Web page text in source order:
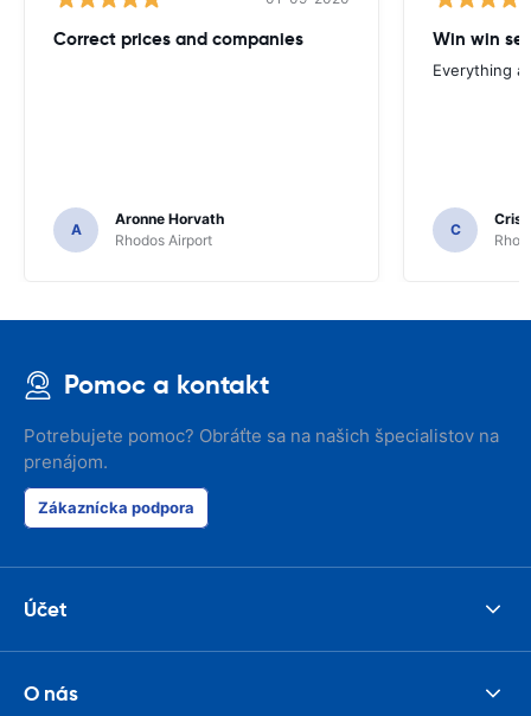
Correct prices and companies
A
Aronne Horvath
Rhodos Airport
Win win
Everything
C
Pomoc a kontakt
Potrebujete pomoc? Obráťte sa na našich špecialistov na
prenájom.
Zákaznícka podpora
Účet
O nás